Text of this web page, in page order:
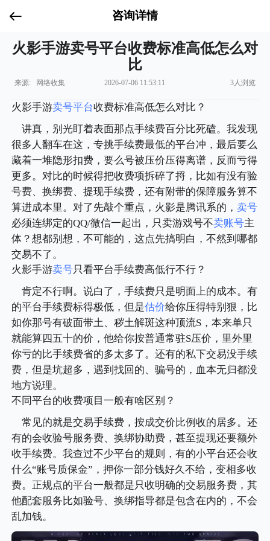
咨询详情
火影手游卖号平台收费标准高低怎么对
比
来源: 网络收集 2026-07-06 11:53:11 3人浏览
火影手游卖号平台收费标准高低怎么对比？
讲真，别光盯着表面那点手续费百分比死磕。我发现
很多人翻车在这，专挑手续费最低的平台冲，最后要么
藏着一堆隐形扣费，要么号被压价压得离谱，反而亏得
更多。对比的时候得把收费项拆碎了捋，比如有没有验
号费、换绑费、提现手续费，还有附带的保障服务算不
算进成本里。对了先敲个重点，火影是腾讯系的，卖号
必须连绑定的QQ/微信一起出，只卖游戏号不卖账号主
体？想都别想，不可能的，这点先搞明白，不然到哪都
交易不了。
火影手游卖号只看平台手续费高低行不行？
肯定不行啊。说白了，手续费只是明面上的成本。有
的平台手续费标得极低，但是估价给你压得特别狠，比
如你那号有破面带土、秽土解斑这种顶流S，本来单只
就能算四五十的价，他给你按普通常驻S压价，里外里
你亏的比手续费省的多太多了。还有的私下交易没手续
费，但是坑超多，遇到找回的、骗号的，血本无归都没
地方说理。
不同平台的收费项目一般有啥区别？
常见的就是交易手续费，按成交价比例收的居多。还
有的会收验号服务费、换绑协助费，甚至提现还要额外
收手续费。我查过不少平台的规则，有的小平台还会收
什么“账号质保金”，押你一部分钱好久不给，变相多收
费。正规点的平台一般都是只收明确的交易服务费，其
他配套服务比如验号、换绑指导都是包含在内的，不会
乱加钱。